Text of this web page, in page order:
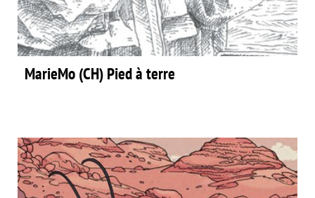
MarieMo (CH) Pied à terre